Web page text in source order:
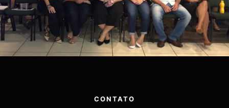
CONTATO